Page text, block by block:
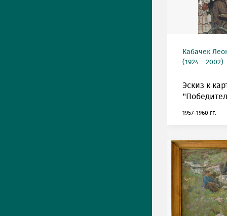
Кабачек
(1924 - 2002)
Эскиз к
1957-1960 гг.